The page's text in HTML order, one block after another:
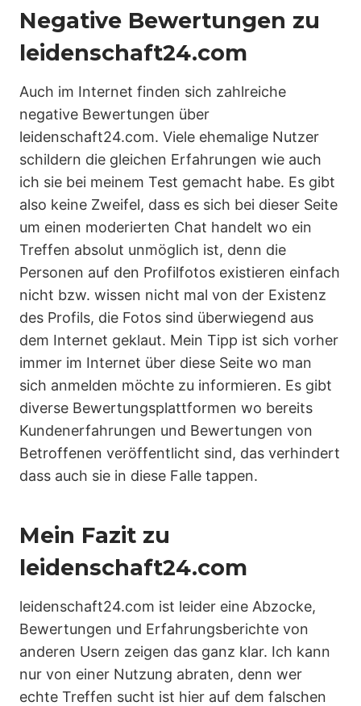
Negative Bewertungen zu
leidenschaft24.com
Auch im Internet finden sich zahlreiche
negative Bewertungen über
leidenschaft24.com. Viele ehemalige Nutzer
schildern die gleichen Erfahrungen wie auch
ich sie bei meinem Test gemacht habe. Es gibt
also keine Zweifel, dass es sich bei dieser Seite
um einen moderierten Chat handelt wo ein
Treffen absolut unmöglich ist, denn die
Personen auf den Profilfotos existieren einfach
nicht bzw. wissen nicht mal von der Existenz
des Profils, die Fotos sind überwiegend aus
dem Internet geklaut. Mein Tipp ist sich vorher
immer im Internet über diese Seite wo man
sich anmelden möchte zu informieren. Es gibt
diverse Bewertungsplattformen wo bereits
Kundenerfahrungen und Bewertungen von
Betroffenen veröffentlicht sind, das verhindert
dass auch sie in diese Falle tappen.
Mein Fazit zu
leidenschaft24.com
leidenschaft24.com ist leider eine Abzocke,
Bewertungen und Erfahrungsberichte von
anderen Usern zeigen das ganz klar. Ich kann
nur von einer Nutzung abraten, denn wer
echte Treffen sucht ist hier auf dem falschen